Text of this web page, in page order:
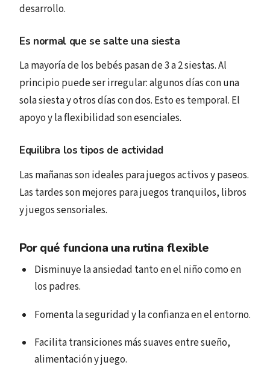
desarrollo.
Es normal que se salte una siesta
La mayoría de los bebés pasan de 3 a 2 siestas. Al
principio puede ser irregular: algunos días con una
sola siesta y otros días con dos. Esto es temporal. El
apoyo y la flexibilidad son esenciales.
Equilibra los tipos de actividad
Las mañanas son ideales para juegos activos y paseos.
Las tardes son mejores para juegos tranquilos, libros
y juegos sensoriales.
Por qué funciona una rutina flexible
Disminuye la ansiedad tanto en el niño como en
los padres.
Fomenta la seguridad y la confianza en el entorno.
Facilita transiciones más suaves entre sueño,
alimentación y juego.